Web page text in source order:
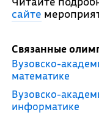
сайте
Связанные
Вузовско-
математике
Вузовско-
информатике